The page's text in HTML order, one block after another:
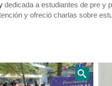
dedicada a estudiantes de pre y
y ofreció charlas sobre